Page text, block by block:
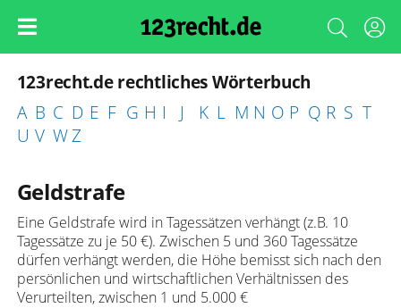
123recht.de rechtliches Wörterbuch
A B C D E F G H I J K L M N O P Q R S T
U V WZ
Geldstrafe
Eine Geldstrafe wird in Tagessätzen verhängt (z.B. 10
Tagessätze zu je 50 €). Zwischen 5 und 360 Tagessätze
dürfen verhängt werden, die Höhe bemisst sich nach den
persönlichen und wirtschaftlichen Verhältnissen des
Verurteilten, zwischen 1 und 5.000 €